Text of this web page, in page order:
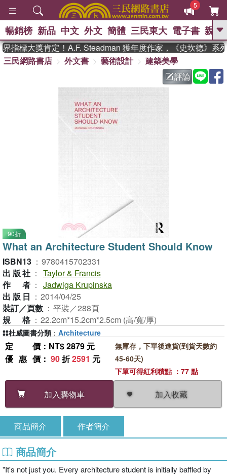
5
GO
熱搜： 東野圭吾 、 高希均教授回憶錄
父親節 、 如果歷
暑期推薦 、 國際布克
登輝時代
偉大的迷走神經
暢銷榜 新品 中文 外文 簡體 三民東大 電子書 親子
指標大獎肯定！A.F. Steadman 獲年度作家，《史坎德》系列
三民網路書店
外文書 藝術設計
建築美學
評論
90折
What an Architecture Student Should Know
ISBN13 ： 9780415702331
出版社 ： Taylor & Francis
作者 ： Jadwiga Krupinska
出版日 ： 2014/04/25
裝訂／頁數 ： 平裝／288頁
規格 ： 22.2cm*15.2cm*2.5cm (高/寬/厚)
定價 ：NT$ 2879 元
優惠價 ： 90折2591 元
加入購物車 加入收藏
無庫存，下單後進貨(到貨天數約
45-60天)
下單可得紅利積點 ：77 點
杜威圖書分類 ： Architecture
商品簡介 作者簡介
商品簡介
"It's not just you. Every architecture student is initially baffled by